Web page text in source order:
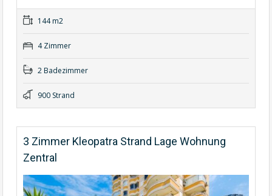
144 m2
4 Zimmer
2 Badezimmer
900 Strand
3 Zimmer Kleopatra Strand Lage Wohnung
Zentral